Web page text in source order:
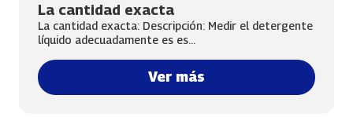
La cantidad exacta
La cantidad exacta: Descripción: Medir el detergente
líquido adecuadamente es es...
Ver más